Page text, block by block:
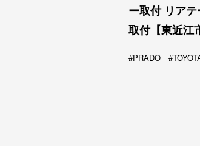
ー取付 リア
取付【東近江
PRADO